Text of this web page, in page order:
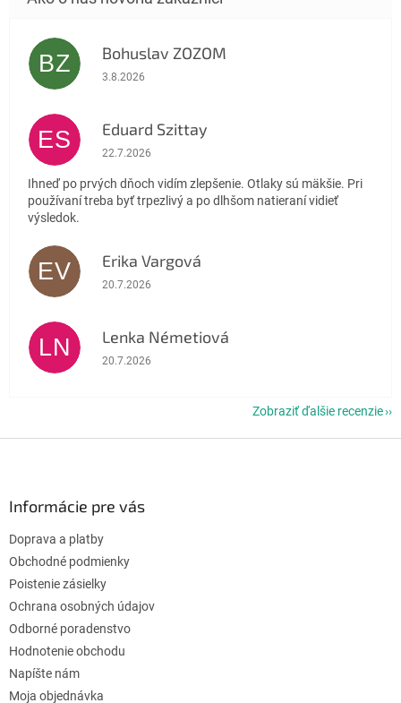
BZ Bohuslav ZOZOM
Hodnotenie obchodu je 5 z 5 hviezdičiek.
3.8.2026
ES Eduard Szittay
Hodnotenie obchodu je 5 z 5 hviezdičiek.
22.7.2026
Ihneď po prvých dňoch vidím zlepšenie. Otlaky sú mäkšie. Pri
používaní treba byť trpezlivý a po dlhšom natieraní vidieť
výsledok.
EV Erika Vargová
Hodnotenie obchodu je 5 z 5 hviezdičiek.
20.7.2026
LN Lenka Németiová
Hodnotenie obchodu je 5 z 5 hviezdičiek.
20.7.2026
Zobraziť ďalšie recenzie
Informácie pre vás
Doprava a platby
Obchodné podmienky
Poistenie zásielky
Ochrana osobných údajov
Odborné poradenstvo
Hodnotenie obchodu
Napíšte nám
Moja objednávka